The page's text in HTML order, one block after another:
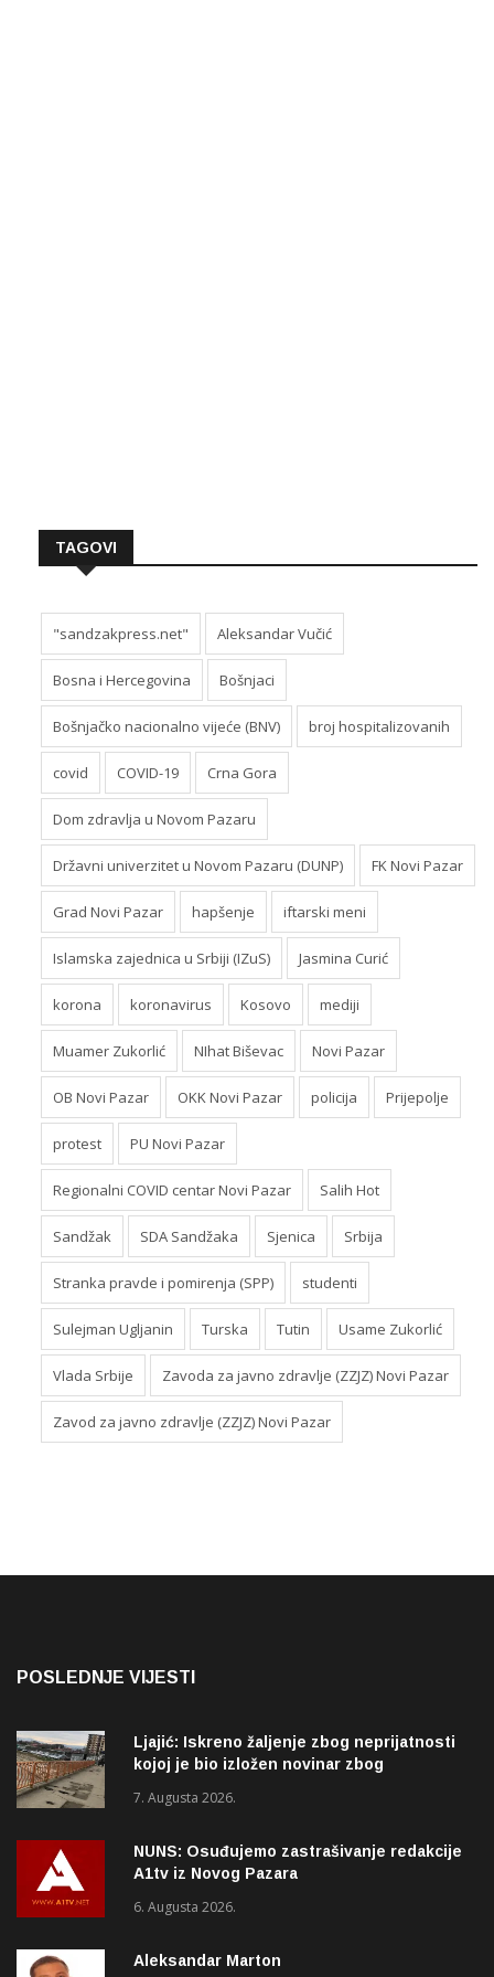
TAGOVI
"sandzakpress.net" Aleksandar Vučić
Bosna i Hercegovina Bošnjaci
Bošnjačko nacionalno vijeće (BNV) broj hospitalizovanih
covid COVID-19 Crna Gora
Dom zdravlja u Novom Pazaru
Državni univerzitet u Novom Pazaru (DUNP) FK Novi Pazar
Grad Novi Pazar hapšenje iftarski meni
Islamska zajednica u Srbiji (IZuS) Jasmina Curić
korona koronavirus Kosovo mediji
Muamer Zukorlić NIhat Biševac Novi Pazar
OB Novi Pazar OKK Novi Pazar policija Prijepolje
protest PU Novi Pazar
Regionalni COVID centar Novi Pazar Salih Hot
Sandžak SDA Sandžaka Sjenica Srbija
Stranka pravde i pomirenja (SPP) studenti
Sulejman Ugljanin Turska Tutin Usame Zukorlić
Vlada Srbije Zavoda za javno zdravlje (ZZJZ) Novi Pazar
Zavod za javno zdravlje (ZZJZ) Novi Pazar
POSLEDNJE VIJESTI
Ljajić: Iskreno žaljenje zbog neprijatnosti
kojoj je bio izložen novinar zbog
7. Augusta 2026.
NUNS: Osuđujemo zastrašivanje redakcije
A1tv iz Novog Pazara
6. Augusta 2026.
Aleksandar Marton